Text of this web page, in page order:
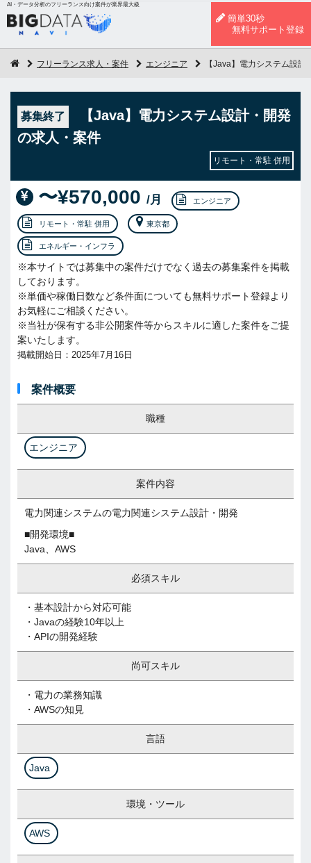
AI・データ分析のフリーランス向け案件が業界最大級
簡単30秒
無料サポート登録
フリーランス求人・案件 エンジニア 【Java】電力システム設
募集終了
【Java】電力システム設計・開発
の求人・案件
リモート・常駐 併用
〜¥570,000 /月 エンジニア
リモート・常駐 併用 東京都
エネルギー・インフラ
※本サイトでは募集中の案件だけでなく過去の募集案件を掲載
しております。
※単価や稼働日数など条件面についても無料サポート登録より
お気軽にご相談ください。
※当社が保有する非公開案件等からスキルに適した案件をご提
案いたします。
掲載開始日：2025年7月16日
案件概要
職種
エンジニア
案件内容
電力関連システムの電力関連システム設計・開発
■開発環境■
Java、AWS
必須スキル
・基本設計から対応可能
・Javaの経験10年以上
・APIの開発経験
尚可スキル
・電力の業務知識
・AWSの知見
言語
Java
環境・ツール
AWS